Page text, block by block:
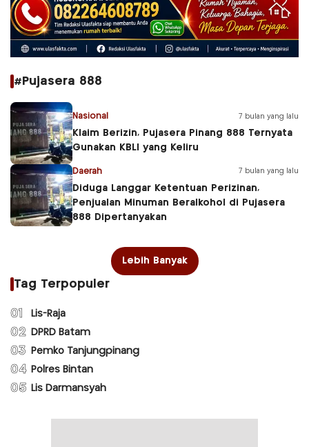
#Pujasera 888
Nasional 7 bulan yang lalu
Klaim Berizin, Pujasera Pinang 888 Ternyata
Gunakan KBLI yang Keliru
Daerah 7 bulan yang lalu
Diduga Langgar Ketentuan Perizinan,
Penjualan Minuman Beralkohol di Pujasera
888 Dipertanyakan
Lebih Banyak
Tag Terpopuler
01 Lis-Raja
02 DPRD Batam
03 Pemko Tanjungpinang
04 Polres Bintan
05 Lis Darmansyah